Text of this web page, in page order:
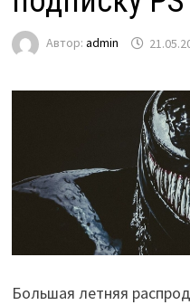
Автор: admin
Большая летняя